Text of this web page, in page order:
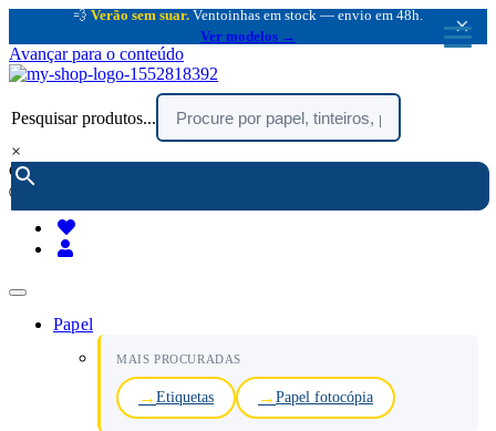
💨 Verão sem suar. Ventoinhas em stock — envio em 48h.
Ver modelos →
×
Avançar para o conteúdo
Pesquisar produtos...
×
encomendar por telefone :
(chamada rede fixa nacional)
Papel
MAIS PROCURADAS
Etiquetas Papel fotocópia